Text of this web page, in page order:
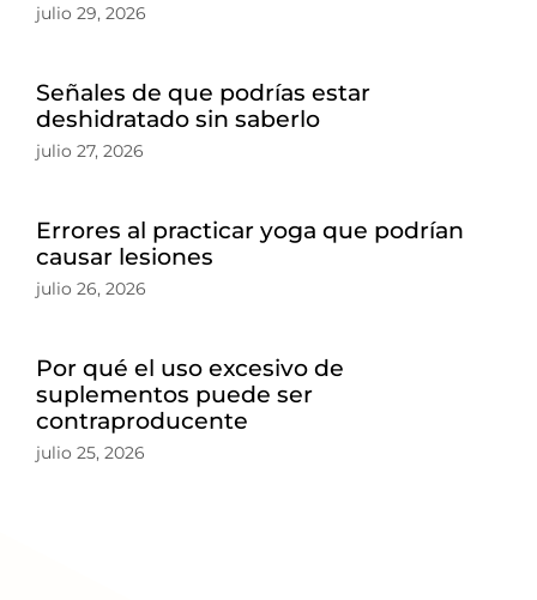
julio 29, 2026
Señales de que podrías estar
deshidratado sin saberlo
julio 27, 2026
Errores al practicar yoga que podrían
causar lesiones
julio 26, 2026
Por qué el uso excesivo de
suplementos puede ser
contraproducente
julio 25, 2026